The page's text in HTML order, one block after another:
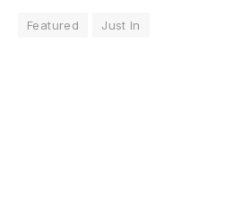
Featured Just In